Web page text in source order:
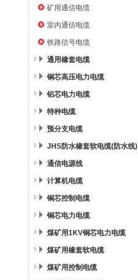
矿用通信电缆
室内通信电缆
铁路信号电缆
通用橡套电缆
铜芯高压电力电缆
铝芯电力电缆
特种电缆
预分支电缆
JHS防水橡套软电缆(防水线)
通信电源线
计算机电缆
铜芯控制电缆
铜芯电力电缆
煤矿用1KV铜芯电力电缆
煤矿用橡套软电缆
煤矿用控制电缆